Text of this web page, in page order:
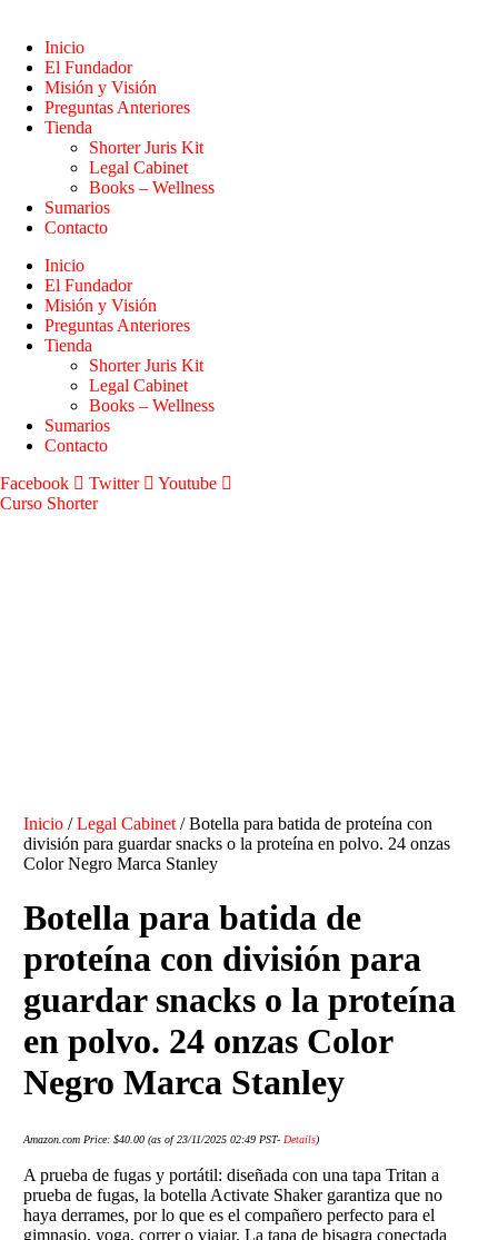
Inicio
El Fundador
Misión y Visión
Preguntas Anteriores
Tienda
Shorter Juris Kit
Legal Cabinet
Books – Wellness
Sumarios
Contacto
Inicio
El Fundador
Misión y Visión
Preguntas Anteriores
Tienda
Shorter Juris Kit
Legal Cabinet
Books – Wellness
Sumarios
Contacto
Facebook
Twitter
Youtube
Curso Shorter
Inicio /Legal Cabinet / Botella para batida de proteína con
división para guardar snacks o la proteína en polvo. 24 onzas
Color Negro Marca Stanley
Botella para batida de
proteína con división para
guardar snacks o la proteína
en polvo. 24 onzas Color
Negro Marca Stanley
Amazon.com Price:$40.00 (as of 23/11/2025 02:49 PST- Details)
A prueba de fugas y portátil: diseñada con una tapa Tritan a
prueba de fugas, la botella Activate Shaker garantiza que no
haya derrames, por lo que es el compañero perfecto para el
gimnasio, yoga, correr o viajar. La tapa de bisagra conectada